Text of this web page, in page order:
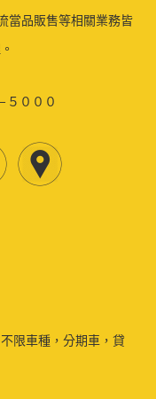
當品販售等相關業務皆
５０００
限車種，分期車，貸